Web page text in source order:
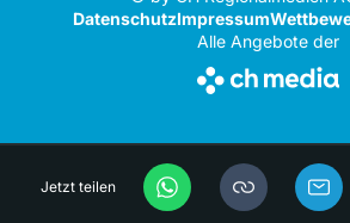
Jetzt teilen
DatenschutzImpressum
Alle Angebote der